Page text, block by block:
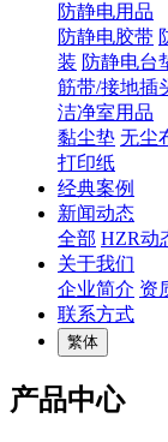
防静电用品
防静电胶带
装 防静电台
筋带/接地插
洁净室用品
黏尘垫 无尘
打印纸
经典案例
新闻动态
全部 HZR动
关于我们
企业简介 资
联系方式
繁体
产品中心